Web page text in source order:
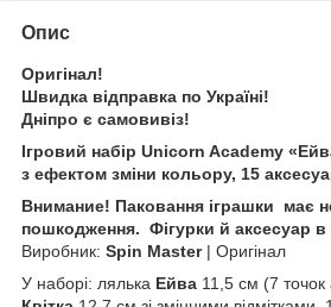
Опис
Оригінал!
Швидка відправка по Україні!
Дніпро є самовивіз!
Ігровий набір Unicorn Academy
з ефектом зміни кольору, 15
Внимание! Паковання іграшки має
пошкодження. Фігурки й аксесуар в
Виробник: Spin Master| Оригінал
У наборі: лялька Ейва 11,5 см (7 точок